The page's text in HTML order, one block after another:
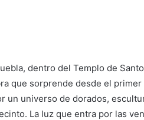
dentro del Templo de
que sorprende desde el
un universo de dorados,
La luz que entra por las